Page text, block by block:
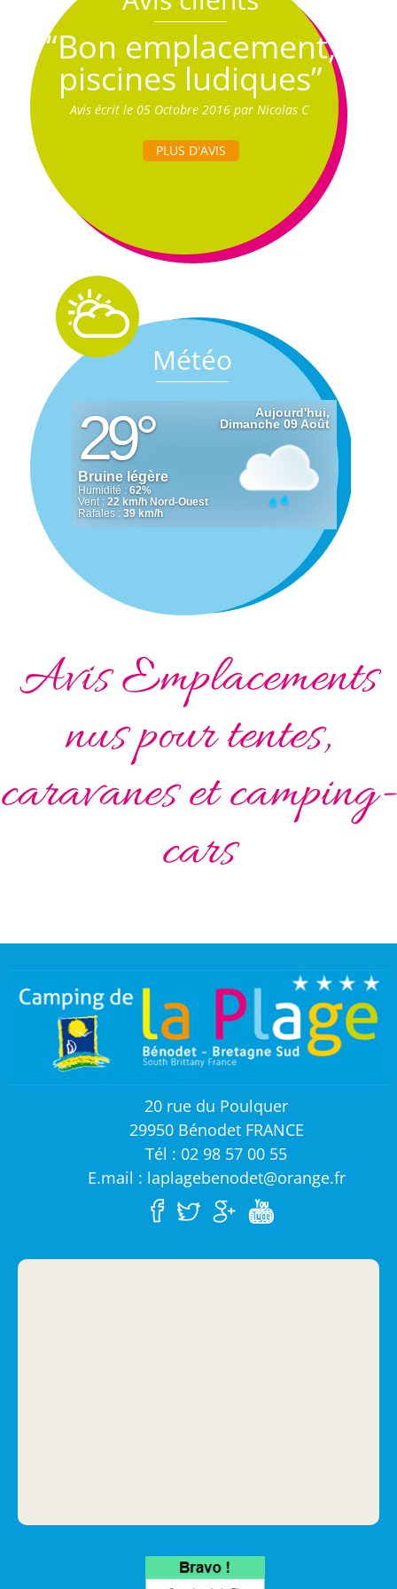
“Bon emplacement,
piscines ludiques”
Avis écrit le 05 Octobre 2016 par Nicolas C
PLUS D'AVIS
Météo
Avis Emplacements
nus pour tentes,
caravanes et camping-
cars
20 rue du Poulquer
29950 Bénodet FRANCE
Tél : 02 98 57 00 55
E.mail : laplagebenodet@orange.fr